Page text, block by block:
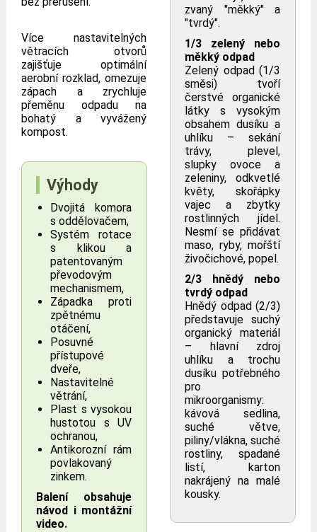
Více nastavitelných
větracích otvorů
zajišťuje optimální
aerobní rozklad, omezuje
zápach a zrychluje
přeměnu odpadu na
bohatý a vyvážený
kompost.
Výhody
Dvojitá komora
s oddělovačem,
Systém rotace
s klikou a
patentovaným
převodovým
mechanismem,
Západka proti
zpětnému
otáčení,
Posuvné
přístupové
dveře,
Nastavitelné
větrání,
Plast s vysokou
hustotou s UV
ochranou,
Antikorozní rám
povlakovaný
zinkem.
Balení obsahuje
návod i montážní
video.
zvaný "měkký" a
"tvrdý".
1/3 zelený nebo
měkký odpad
Zelený odpad (1/3
směsi) tvoří
čerstvé organické
látky s vysokým
obsahem dusíku a
uhlíku – sekání
trávy, plevel,
slupky ovoce a
zeleniny, odkvetlé
květy, skořápky
vajec a zbytky
rostlinných jídel.
Nesmí se přidávat
maso, ryby, mořští
živočichové, popel.
2/3 hnědý nebo
tvrdý odpad
Hnědý odpad (2/3)
představuje suchý
organický materiál
– hlavní zdroj
uhlíku a trochu
dusíku potřebného
pro
mikroorganismy:
kávová sedlina,
suché větve,
piliny/vlákna, suché
rostliny, spadané
listí, karton
nakrájený na malé
kousky.